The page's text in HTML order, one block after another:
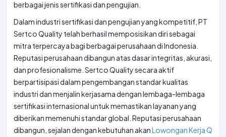
berbagai jenis sertifikasi dan pengujian.
Dalam industri sertifikasi dan pengujian yang kompetitif, PT
Sertco Quality telah berhasil memposisikan diri sebagai
mitra terpercaya bagi berbagai perusahaan di Indonesia.
Reputasi perusahaan dibangun atas dasar integritas, akurasi,
dan profesionalisme. Sertco Quality secara aktif
berpartisipasi dalam pengembangan standar kualitas
industri dan menjalin kerjasama dengan lembaga-lembaga
sertifikasi internasional untuk memastikan layanan yang
diberikan memenuhi standar global. Reputasi perusahaan
dibangun, sejalan dengan kebutuhan akanLowongan Kerja Q